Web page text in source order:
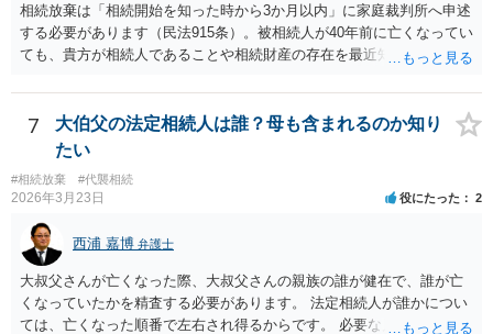
相続放棄は「相続開始を知った時から3か月以内」に家庭裁判所へ申述
する必要があります（民法915条）。被相続人が40年前に亡くなってい
ても、貴方が相続人であることや相続財産の存在を最近知ったのであ
ります。最寄りの弁護士などにまずは相談した方がよいでしょう。
7
大伯父の法定相続人は誰？母も含まれるのか知り
たい
#相続放棄 #代襲相続
2026年3月23日 役にたった 2
西浦 嘉博 弁護士
大叔父さんが亡くなった際、大叔父さんの親族の誰が健在で、誰が亡
くなっていたかを精査する必要があります。 法定相続人が誰かについ
ては、亡くなった順番で左右され得るからです。 必要な戸籍謄本を揃